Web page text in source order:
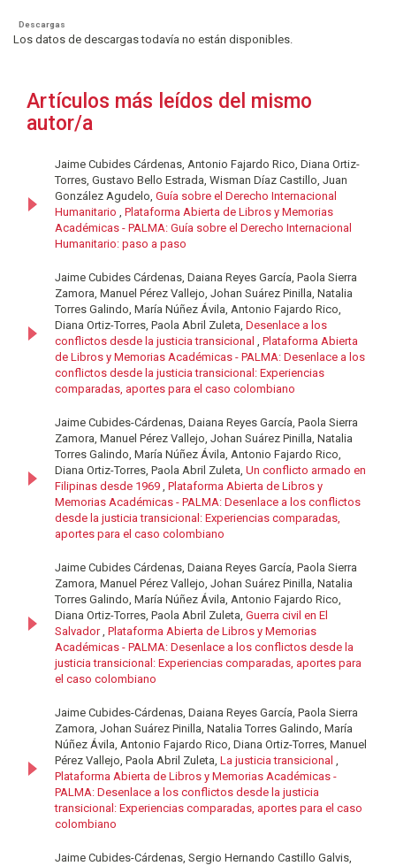
Descargas
Los datos de descargas todavía no están disponibles.
Artículos más leídos del mismo
autor/a
Jaime Cubides Cárdenas, Antonio Fajardo Rico, Diana Ortiz-
Torres, Gustavo Bello Estrada, Wisman Díaz Castillo, Juan
González Agudelo, Guía sobre el Derecho Internacional
Humanitario , Plataforma Abierta de Libros y Memorias
Académicas - PALMA: Guía sobre el Derecho Internacional
Humanitario: paso a paso
Jaime Cubides Cárdenas, Daiana Reyes García, Paola Sierra
Zamora, Manuel Pérez Vallejo, Johan Suárez Pinilla, Natalia
Torres Galindo, María Núñez Ávila, Antonio Fajardo Rico,
Diana Ortiz-Torres, Paola Abril Zuleta, Desenlace a los
conflictos desde la justicia transicional , Plataforma Abierta
de Libros y Memorias Académicas - PALMA: Desenlace a los
conflictos desde la justicia transicional: Experiencias
comparadas, aportes para el caso colombiano
Jaime Cubides-Cárdenas, Daiana Reyes García, Paola Sierra
Zamora, Manuel Pérez Vallejo, Johan Suárez Pinilla, Natalia
Torres Galindo, María Núñez Ávila, Antonio Fajardo Rico,
Diana Ortiz-Torres, Paola Abril Zuleta, Un conflicto armado en
Filipinas desde 1969 , Plataforma Abierta de Libros y
Memorias Académicas - PALMA: Desenlace a los conflictos
desde la justicia transicional: Experiencias comparadas,
aportes para el caso colombiano
Jaime Cubides Cárdenas, Daiana Reyes García, Paola Sierra
Zamora, Manuel Pérez Vallejo, Johan Suárez Pinilla, Natalia
Torres Galindo, María Núñez Ávila, Antonio Fajardo Rico,
Diana Ortiz-Torres, Paola Abril Zuleta, Guerra civil en El
Salvador, Plataforma Abierta de Libros y Memorias
Académicas - PALMA: Desenlace a los conflictos desde la
justicia transicional: Experiencias comparadas, aportes para
el caso colombiano
Jaime Cubides-Cárdenas, Daiana Reyes García, Paola Sierra
Zamora, Johan Suárez Pinilla, Natalia Torres Galindo, María
Núñez Ávila, Antonio Fajardo Rico, Diana Ortiz-Torres, Manuel
Pérez Vallejo, Paola Abril Zuleta, La justicia transicional ,
Plataforma Abierta de Libros y Memorias Académicas -
PALMA: Desenlace a los conflictos desde la justicia
transicional: Experiencias comparadas, aportes para el caso
colombiano
Jaime Cubides-Cárdenas, Sergio Hernando Castillo Galvis,